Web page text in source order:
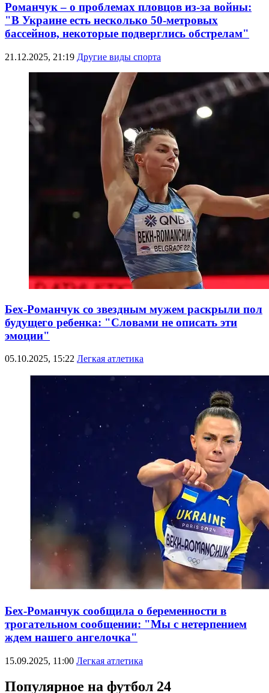
Романчук – о проблемах пловцов из-за войны:
"В Украине есть несколько 50-метровых
бассейнов, некоторые подверглись обстрелам"
21.12.2025, 21:19 Другие виды спорта
Бех-Романчук со звездным мужем раскрыли пол
будущего ребенка: "Словами не описать эти
эмоции"
05.10.2025, 15:22 Легкая атлетика
Бех-Романчук сообщила о беременности в
трогательном сообщении: "Мы с нетерпением
ждем нашего ангелочка"
15.09.2025, 11:00 Легкая атлетика
Популярное на футбол 24